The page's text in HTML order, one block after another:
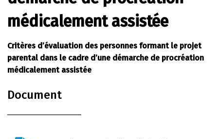
médicalement assistée
Critères d’évaluation des personnes formant le projet
parental dans le cadre d’une démarche de procréation
médicalement assistée
Document